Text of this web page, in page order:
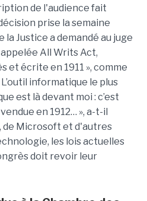
de l'audience fait
prise la semaine
Justice a demandé au juge
appelée All Writs Act,
et écrite en 1911 », comme
L’outil informatique le plus
est là devant moi : c’est
en 1912… », a-t-il
de Microsoft et d'autres
les lois actuelles
doit revoir leur